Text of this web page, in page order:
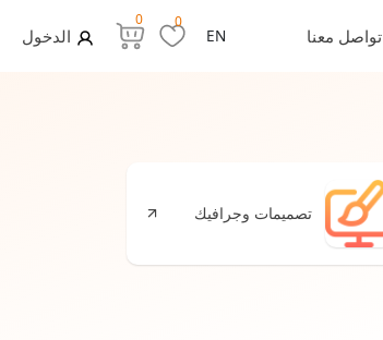
تواصل معنا EN
0
0
الدخول
تصميمات وجرافيك